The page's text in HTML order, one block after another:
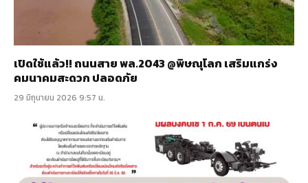
เปิดใช้แล้ว!! ถนนสาย พล.2043 @พิษณุโลก เสริมแกร่ง
คมนาคมสะดวก ปลอดภัย
29 มิถุนายน 2026 9:57 น.